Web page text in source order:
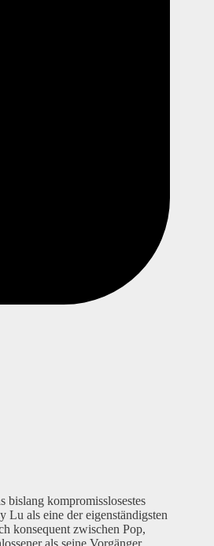
kompromisslosestes
Lu als eine der eigenständigsten
konsequent zwischen Pop,